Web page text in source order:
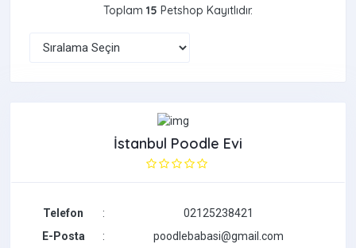
Toplam 15 Petshop Kayıtlıdır.
İstanbul Poodle Evi
Telefon :
02125238421
E-Posta
: poodlebabasi@gmail.com